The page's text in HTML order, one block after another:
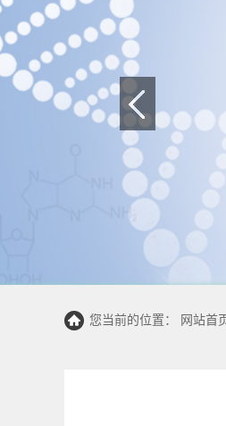
您当前的位置： 网站首